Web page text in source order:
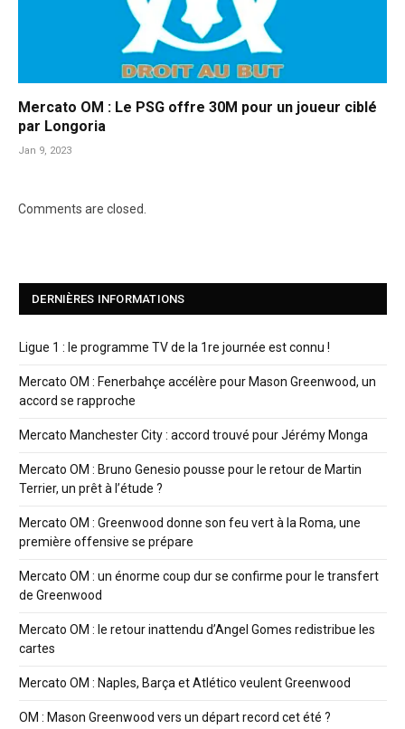
Mercato OM : Le PSG offre 30M pour un joueur ciblé
par Longoria
Jan 9, 2023
Comments are closed.
DERNIÈRES INFORMATIONS
Ligue 1 : le programme TV de la 1re journée est connu !
Mercato OM : Fenerbahçe accélère pour Mason Greenwood, un
accord se rapproche
Mercato Manchester City : accord trouvé pour Jérémy Monga
Mercato OM : Bruno Genesio pousse pour le retour de Martin
Terrier, un prêt à l’étude ?
Mercato OM : Greenwood donne son feu vert à la Roma, une
première offensive se prépare
Mercato OM : un énorme coup dur se confirme pour le transfert
de Greenwood
Mercato OM : le retour inattendu d’Angel Gomes redistribue les
cartes
Mercato OM : Naples, Barça et Atlético veulent Greenwood
OM : Mason Greenwood vers un départ record cet été ?